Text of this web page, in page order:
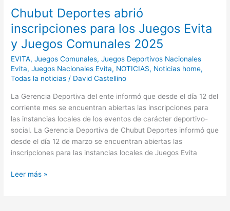
Chubut Deportes abrió
inscripciones para los Juegos Evita
y Juegos Comunales 2025
EVITA,Juegos Comunales,Juegos Deportivos Nacionales
Evita,Juegos Nacionales Evita, NOTICIAS, Noticias home,
Todas la noticias / David Castellino
La Gerencia Deportiva del ente informó que desde el día 12 del
corriente mes se encuentran abiertas las inscripciones para
las instancias locales de los eventos de carácter deportivo-
social. La Gerencia Deportiva de Chubut Deportes informó que
desde el día 12 de marzo se encuentran abiertas las
inscripciones para las instancias locales de Juegos Evita
2025
Leer más »